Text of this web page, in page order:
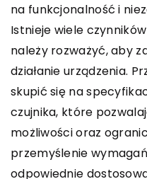
na funkcjonalność i
Istnieje wiele
należy rozważyć, aby
działanie urządzenia.
skupić się na
czujnika, które
możliwości oraz
przemyślenie
odpowiednie